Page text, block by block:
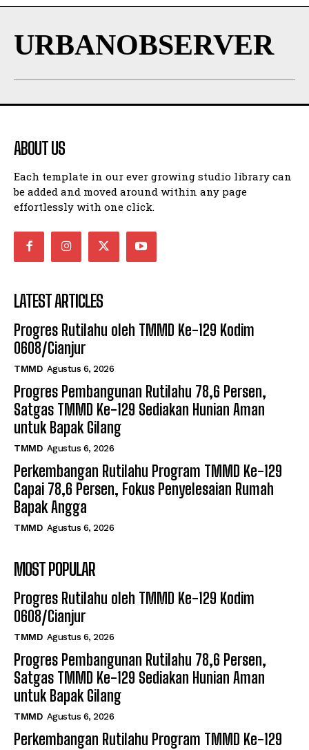
URBANOBSERVER
ABOUT US
Each template in our ever growing studio library can
be added and moved around within any page
effortlessly with one click.
LATEST ARTICLES
Progres Rutilahu oleh TMMD Ke-129 Kodim
0608/Cianjur
TMMD Agustus 6, 2026
Progres Pembangunan Rutilahu 78,6 Persen,
Satgas TMMD Ke-129 Sediakan Hunian Aman
untuk Bapak Gilang
TMMD Agustus 6, 2026
Perkembangan Rutilahu Program TMMD Ke-129
Capai 78,6 Persen, Fokus Penyelesaian Rumah
Bapak Angga
TMMD Agustus 6, 2026
MOST POPULAR
Progres Rutilahu oleh TMMD Ke-129 Kodim
0608/Cianjur
TMMD Agustus 6, 2026
Progres Pembangunan Rutilahu 78,6 Persen,
Satgas TMMD Ke-129 Sediakan Hunian Aman
untuk Bapak Gilang
TMMD Agustus 6, 2026
Perkembangan Rutilahu Program TMMD Ke-129